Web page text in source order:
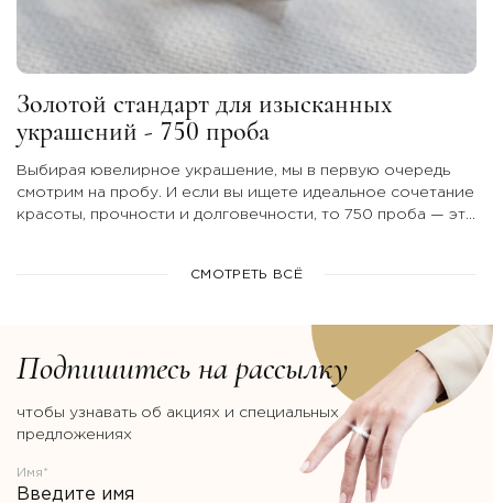
Золотой стандарт для изысканных
украшений - 750 проба
Выбирая ювелирное украшение, мы в первую очередь
смотрим на пробу. И если вы ищете идеальное сочетание
красоты, прочности и долговечности, то 750 проба — это
СМОТРЕТЬ ВСЁ
Подпишитесь на рассылку
чтобы узнавать об акциях и специальных
предложениях
Имя*